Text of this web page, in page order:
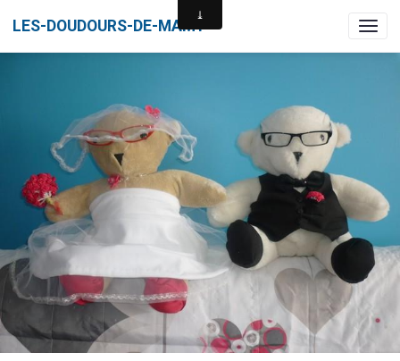
LES-DOUDOURS-DE-MAMY